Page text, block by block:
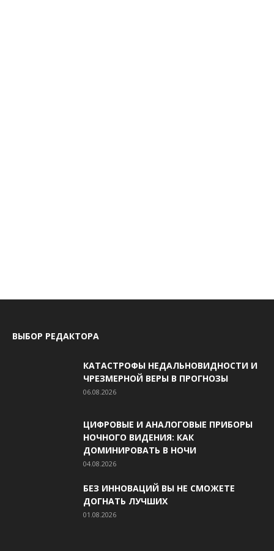
ВЫБОР РЕДАКТОРА
КАТАСТРОФЫ НЕДАЛЬНОВИДНОСТИ И
ЧРЕЗМЕРНОЙ ВЕРЫ В ПРОГНОЗЫ
06.08.2026
ЦИФРОВЫЕ И АНАЛОГОВЫЕ ПРИБОРЫ
НОЧНОГО ВИДЕНИЯ: КАК
ДОМИНИРОВАТЬ В НОЧИ
04.08.2026
БЕЗ ИННОВАЦИЙ ВЫ НЕ СМОЖЕТЕ
ДОГНАТЬ ЛУЧШИХ
01.08.2026